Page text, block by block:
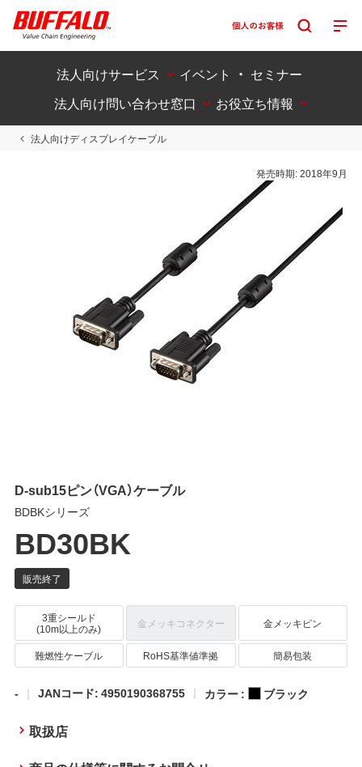
法人向けサービス
イベント ・ セミナー
法人向け問い合わせ窓口
お役立ち情報
法人向けディスプレイケーブル
発売時期:2018年9月
D-sub15ピン（VGA）ケーブル
BDBKシリーズ
BD30BK
3重シールド
(10m以上のみ) 金メッキコネクター 金メッキピン
難燃性ケーブル RoHS基準値準拠 簡易包装
- JANコード: 4950190368755 カラー : ブラック
取扱店